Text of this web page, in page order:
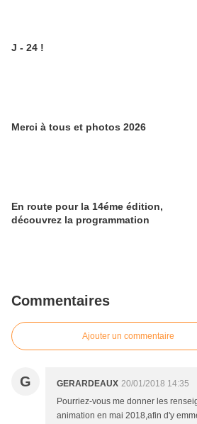
J - 24 !
Merci à tous et photos 2026
En route pour la 14éme édition,
découvrez la programmation
Commentaires
Ajouter un commentaire
G GERARDEAUX 20/01/2018 14:35
Pourriez-vous me donner les
animation en mai 2018,afin d'y